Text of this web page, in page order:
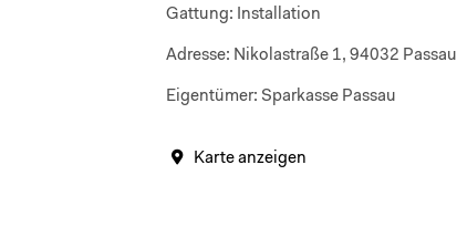
Gattung: Installation
Adresse: Nikolastraße 1, 94032 Passau
Eigentümer: Sparkasse Passau
Karte anzeigen